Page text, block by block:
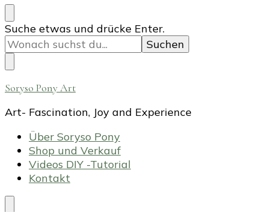
Suchst
du
nach
etwas?
Suche etwas und drücke Enter.
Soryso Pony Art
Art- Fascination, Joy and Experience
Über Soryso Pony
Shop und Verkauf
Videos DIY -Tutorial
Kontakt